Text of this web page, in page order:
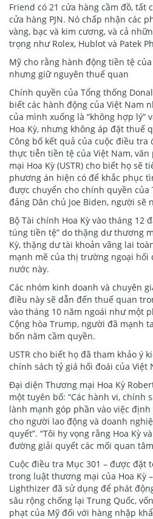
Friend có 21 cửa hàng cầm đồ, tất
cửa hàng PJN. Nó chấp nhận các
vàng, bạc và kim cương, và cả
trọng như Rolex, Hublot và Patek
Mỹ cho rằng hành động tiền tệ của
nhưng giữ nguyên thuế quan
Chính quyền của Tổng thống
biết các hành động của Việt Nam
của mình xuống là “không hợp lý”
Hoa Kỳ, nhưng không áp đặt thuế
Công bố kết quả của cuộc điều tra
thực tiễn tiền tệ của Việt Nam,
mại Hoa Kỳ (USTR) cho biết họ sẽ
phương án hiện có để khắc phục
được chuyển cho chính quyền của
đảng Dân chủ Joe Biden, người sẽ
Bộ Tài chính Hoa Kỳ vào tháng 12
túng tiền tệ” do thặng dư thương
Kỳ, thặng dư tài khoản vãng lai
mạnh mẽ của thị trường ngoại hối
nước này.
Các nhóm kinh doanh và chuyên
điều này sẽ dẫn đến thuế quan
vào tháng 10 năm ngoái như một
Cộng hòa Trump, người đã mạnh
bốn năm cầm quyền.
USTR cho biết họ đã tham khảo ý
chính sách tỷ giá hối đoái của Việt
Đại diện Thương mại Hoa Kỳ
một tuyên bố: “Các hành vi, chính
lành mạnh góp phần vào việc
cho người lao động và doanh
quyết”. “Tôi hy vọng rằng Hoa Kỳ
đường giải quyết các mối quan
Cuộc điều tra Mục 301 – được đặt
trong luật thương mại của Hoa Kỳ
Lighthizer đã sử dụng để phát
sâu rộng chống lại Trung Quốc,
phạt của Mỹ đối với hàng nhập